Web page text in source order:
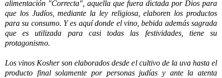
alimentación "Correcta", aquella que fuera dictada por Dios para
que los Judíos, mediante la ley religiosa, elaboren los productos
para su consumo. Y es aquí donde el vino, bebida además sagrada
que es utilizada para casi todas las festividades, tiene su
protagonismo.
Los vinos Kosher son elaborados desde el cultivo de la uva hasta el
producto final solamente por personas judías y ante la atenta